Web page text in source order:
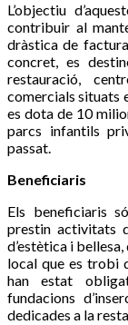
L’objectiu
contribuir al
dràstica de
concret, es
restauració,
comercials situats
es dota de 10
parcs infantils
passat.
Beneficiaris
Els beneficiaris
prestin activitats
d’estètica i
local que es trobi
han estat
fundacions
dedicades a la